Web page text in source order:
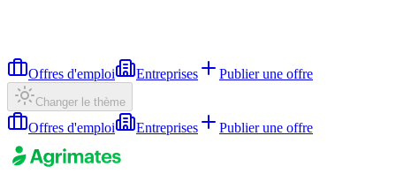
Offres d'emploi Entreprises Publier une offre
Changer le thème
Offres d'emploi Entreprises Publier une offre